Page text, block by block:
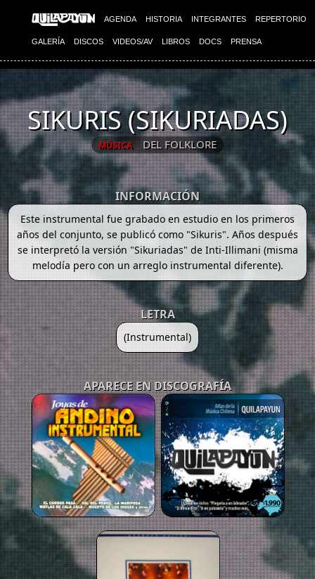
AGENDA HISTORIA INTEGRANTES REPERTORIO
GALERÍA DISCOS VIDEOS/AV LIBROS DOCS PRENSA
SIKURIS (SIKURIADAS)
MÚSICA DEL FOLKLORE
INFORMACIÓN
Este instrumental fue grabado en estudio en los primeros
años del conjunto, se publicó como "Sikuris". Años después
se interpretó la versión "Sikuriadas" de Inti-Illimani (misma
melodía pero con un arreglo instrumental diferente).
LETRA
(Instrumental)
APARECE EN DISCOGRAFÍA